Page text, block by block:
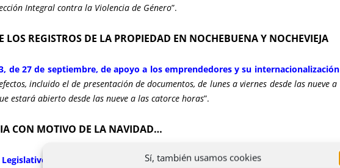
Sí, también usamos cookies
Integral contra la Violencia de Género”.
LOS REGISTROS DE LA PROPIEDAD EN NOCHEBUENA Y NOCHEVIEJA
de 27 de septiembre, de apoyo a los emprendedores y su internacionalización
incluido el de presentación de documentos, de lunes a viernes desde las nueve
estará abierto desde las nueve a las catorce horas”.
CON MOTIVO DE LA NAVIDAD…
2/2015, de 23 de octubre, por el que se aprueba el texto refundido